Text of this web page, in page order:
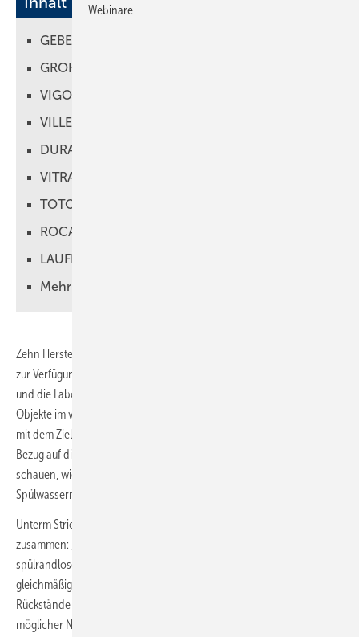
GEBERIT
GROHE
VIGOUR
VILLEROY & BOCH
DURAVIT
VITRA
TOTO
ROCA
LAUFEN
Mehr Ba d online
Zehn Hersteller stellten jeweils ein Modell der Hochschule ­Esslingen
zur Verfügung. Das Team im Sanitärlabor – Professor ­Philipp Akkawi
und die Labormeister Heiko ­Strähle und Yilmaz Alkan – unterzogen die
Objekte im vergangenen Jahr den verschiedensten Prüfungen. Alle
mit dem Ziel, das Ausspülverhalten zu testen, auch und gerade in
Bezug auf die Hygiene. Darüber hinaus war es ein Anliegen zu
schauen, wie gut Rotationsspüler auch bei reduzierter
Spülwassermenge funktionieren.
Unterm Strich fasst Prof. Philipp Akkawi den SBZ-Praxistest 2025 so
zusammen: „Vergleicht man die Drehspüler mit bisherigen
spülrandlosen WCs, verteilt sich das Wasser gezielter und
gleichmäßiger im Becken, was die Spülleistung verbessert und
Rückstände reduziert. Zudem fällt das Überspritzen geringer aus. Ein
möglicher Nachteil könnte in der geringeren Nachlaufwassermenge
Webinare